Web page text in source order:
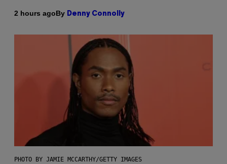
2 hours agoBy Denny Connolly
PHOTO BY JAMIE MCCARTHY/GETTY IMAGES